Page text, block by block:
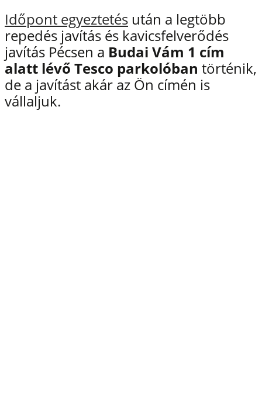
Időpont egyeztetés után a legtöbb
repedés javítás és kavicsfelverődés
javítás Pécsen a Budai Vám 1 cím
alatt lévő Tesco parkolóban történik,
de a javítást akár az Ön címén is
vállaljuk.